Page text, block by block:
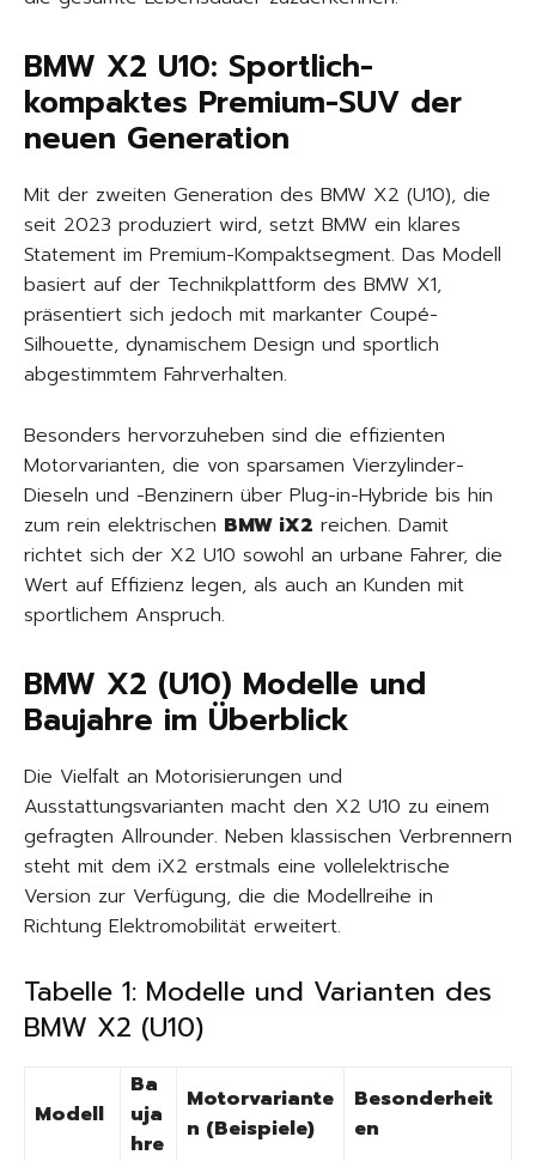
BMW X2 U10: Sportlich-
kompaktes Premium-SUV der
neuen Generation
Mit der zweiten Generation des BMW X2 (U10), die
seit 2023 produziert wird, setzt BMW ein klares
Statement im Premium-Kompaktsegment. Das Modell
basiert auf der Technikplattform des BMW X1,
präsentiert sich jedoch mit markanter Coupé-
Silhouette, dynamischem Design und sportlich
abgestimmtem Fahrverhalten.
Besonders hervorzuheben sind die effizienten
Motorvarianten, die von sparsamen Vierzylinder-
Dieseln und -Benzinern über Plug-in-Hybride bis hin
zum rein elektrischen BMW iX2 reichen. Damit
richtet sich der X2 U10 sowohl an urbane Fahrer, die
Wert auf Effizienz legen, als auch an Kunden mit
sportlichem Anspruch.
BMW X2 (U10) Modelle und
Baujahre im Überblick
Die Vielfalt an Motorisierungen und
Ausstattungsvarianten macht den X2 U10 zu einem
gefragten Allrounder. Neben klassischen Verbrennern
steht mit dem iX2 erstmals eine vollelektrische
Version zur Verfügung, die die Modellreihe in
Richtung Elektromobilität erweitert.
Tabelle 1: Modelle und Varianten des
BMW X2 (U10)
Modell
Ba
uja
hre
Motorvariante
n (Beispiele)
Besonderheit
en